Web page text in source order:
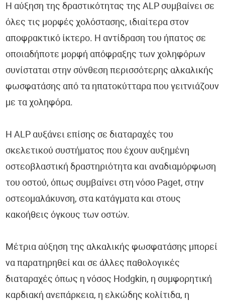
Η αύξηση της δραστικότητας της ALP συμβαίνει σε
όλες τις μορφές χολόστασης, ιδιαίτερα στον
αποφρακτικό ίκτερο. Η αντίδραση του ήπατος σε
οποιαδήποτε μορφή απόφραξης των χοληφόρων
συνίσταται στην σύνθεση περισσότερης αλκαλικής
φωσφατάσης από τα ηπατοκύτταρα που γειτνιάζουν
με τα χοληφόρα.
Η ALP αυξάνει επίσης σε διαταραχές του
σκελετικού συστήματος που έχουν αυξημένη
οστεοβλαστική δραστηριότητα και αναδιαμόρφωση
του οστού, όπως συμβαίνει στη νόσο Paget, στην
οστεομαλάκυνση, στα κατάγματα και στους
κακοήθεις όγκους των οστών.
Μέτρια αύξηση της αλκαλικής φωσφατάσης μπορεί
να παρατηρηθεί και σε άλλες παθολογικές
διαταραχές όπως η νόσος Hodgkin, η συμφορητική
καρδιακή ανεπάρκεια, η ελκώδης κολίτιδα, η